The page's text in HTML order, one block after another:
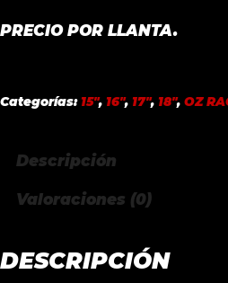
PRECIO POR LLANTA.
Categorías: 15", 16", 17", 18", OZ
Descripción
Valoraciones (0)
DESCRIPCIÓN